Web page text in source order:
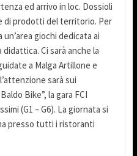
ed arrivo in loc. Dossioli
di prodotti del territorio. Per
giochi dedicata ai
Ci sarà anche la
a Malga Artillone e
sarà sui
Bike”, la gara FCI
(G1 – G6). La giornata si
presso tutti i ristoranti